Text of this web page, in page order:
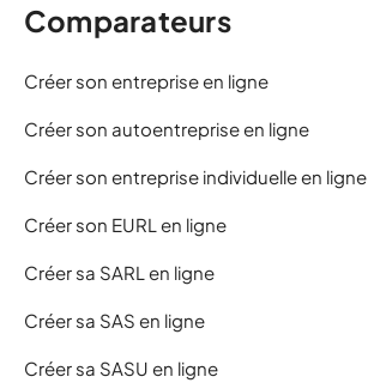
Comparateurs
Créer son entreprise en ligne
Créer son autoentreprise en ligne
Créer son entreprise individuelle en ligne
Créer son EURL en ligne
Créer sa SARL en ligne
Créer sa SAS en ligne
Créer sa SASU en ligne